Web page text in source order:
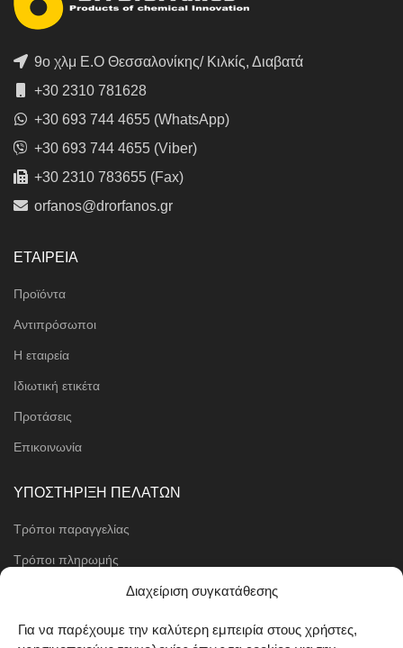
Διαχείριση συγκατάθεσης
Για να παρέχουμε την καλύτερη εμπειρία στους χρήστες,
9ο χλμ Ε.Ο Θεσσαλονίκης/ Κιλκίς, Διαβατά
+30 2310 781628
+30 693 744 4655 (WhatsApp)
+30 693 744 4655 (Viber)
+30 2310 783655 (Fax)
orfanos@drorfanos.gr
ΕΤΑΙΡΕΙΑ
Προϊόντα
Αντιπρόσωποι
Η εταιρεία
Ιδιωτική ετικέτα
Προτάσεις
Επικοινωνία
ΥΠΟΣΤΗΡΙΞΗ ΠΕΛΑΤΩΝ
Τρόποι παραγγελίας
Τρόποι πληρωμής
Μέθοδοι αποστολής